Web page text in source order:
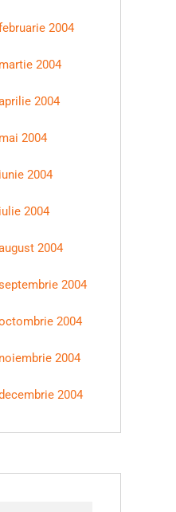
2004
2004
2004
2004
2004
2004
2004
2004
2004
2004
2004